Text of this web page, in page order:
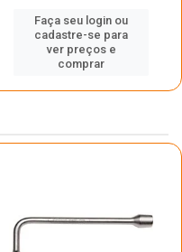
Faça seu login ou
cadastre-se para
ver preços e
comprar